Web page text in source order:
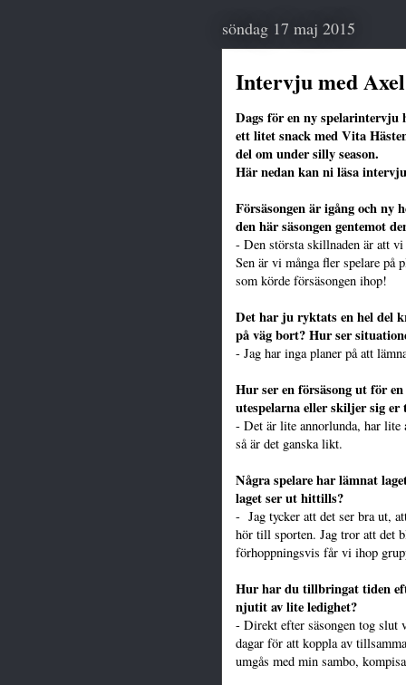
söndag 17 maj 2015
Intervju med
Dags för en ny spelarintervju
ett litet snack med Vita
del om under silly season.
Här nedan kan ni läsa
Försäsongen är igång och ny
den här säsongen gentemot
- Den största skillnaden är att
Sen är vi många fler spelare på
som körde försäsongen ihop!
Det har ju ryktats en hel del
på väg bort? Hur ser
- Jag har inga planer på att
Hur ser en försäsong ut för
utespelarna eller skiljer sig
- Det är lite annorlunda, har lite
så är det ganska likt.
Några spelare har lämnat
laget ser ut hittills?
- Jag tycker att det ser bra ut,
hör till sporten. Jag tror att det
förhoppningsvis får vi ihop
Hur har du tillbringat tiden
njutit av lite ledighet?
- Direkt efter säsongen tog slut
dagar för att koppla av
umgås med min sambo,